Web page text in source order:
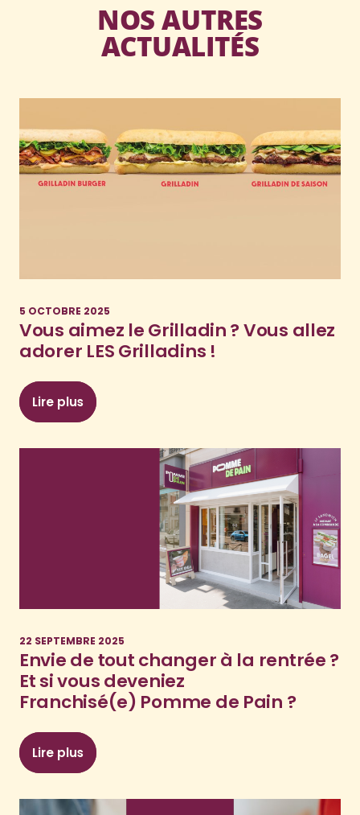
NOS AUTRES
ACTUALITÉS
5 OCTOBRE 2025
Vous aimez le Grilladin ? Vous allez
adorer LES Grilladins !
Lire plus: Vous aimez le Grilladin ? Vous allez adorer
22 SEPTEMBRE 2025
Envie de tout changer à la rentrée ?
Et si vous deveniez
Franchisé(e) Pomme de Pain ?
Lire plus: Envie de tout changer à la rentrée ? Et si